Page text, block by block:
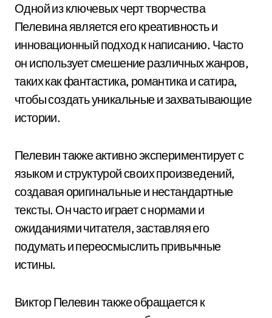
Одной из ключевых черт творчества
Пелевина является его креативность и
инновационный подход к написанию. Часто
он использует смешение различных жанров,
таких как фантастика, романтика и сатира,
чтобы создать уникальные и захватывающие
истории.
Пелевин также активно экспериментирует с
языком и структурой своих произведений,
создавая оригинальные и нестандартные
тексты. Он часто играет с нормами и
ожиданиями читателя, заставляя его
подумать и переосмыслить привычные
истины.
Виктор Пелевин также обращается к